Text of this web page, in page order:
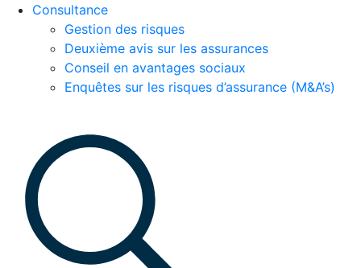
Consultance
Gestion des risques
Deuxième avis sur les assurances
Conseil en avantages sociaux
Enquêtes sur les risques d’assurance (M&A’s)